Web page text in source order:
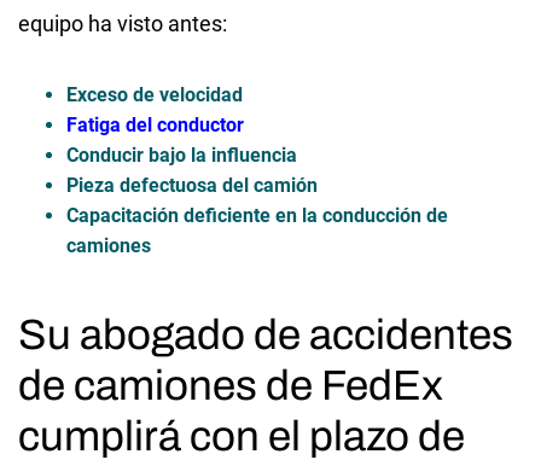
equipo ha visto antes:
Exceso de velocidad
Fatiga del conductor
Conducir bajo la influencia
Pieza defectuosa del camión
Capacitación deficiente en la conducción de
camiones
Su abogado de accidentes
de camiones de FedEx
cumplirá con el plazo de